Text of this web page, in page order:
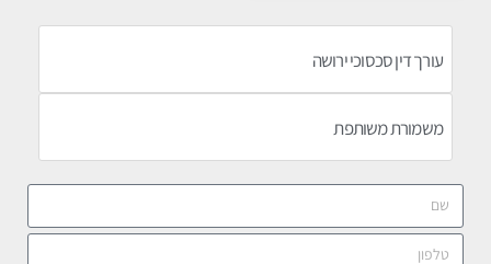
עורך דין סכסוכי ירושה
משמורת משותפת